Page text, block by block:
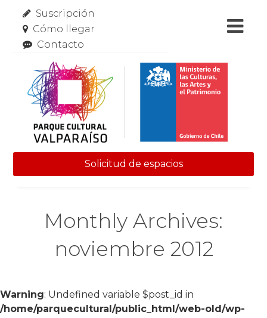
Suscripción
Cómo llegar
Contacto
Solicitud de espacios
Monthly Archives:
noviembre 2012
Warning: Undefined variable $post_id in
/home/parquecultural/public_html/web-old/wp-